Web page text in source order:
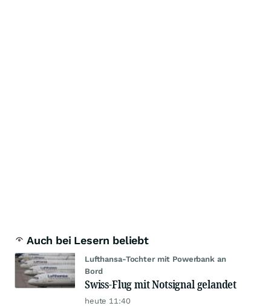
Auch bei Lesern beliebt
Lufthansa-Tochter mit Powerbank an
Bord
Swiss-Flug mit Notsignal gelandet
heute 11:40